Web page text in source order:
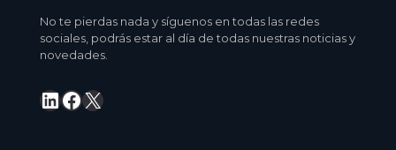
No te pierdas nada y síguenos en todas las redes
sociales, podrás estar al día de todas nuestras noticias y
novedades.
LinkedIn
Facebook
X